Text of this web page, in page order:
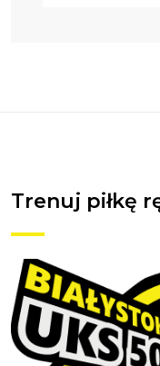
Trenuj piłkę